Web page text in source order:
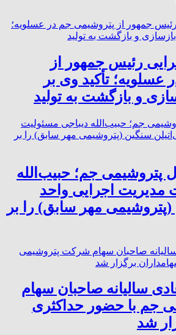
رئیس جمهور از
تأکید وی بر
و بازگشت به تولید
پتروشیمی جم؛ حبیب‌الله
مدیریت اجرایی واحد
(پتروشیمی مهر سابق) را بر
سالیانه صاحبان سهام
جم با حضور حداکثری
شد